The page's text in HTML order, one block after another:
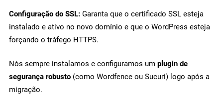
Configuração do SSL: Garanta que o certificado SSL esteja
instalado e ativo no novo domínio e que o WordPress esteja
forçando o tráfego HTTPS.
Nós sempre instalamos e configuramos um plugin de
segurança robusto (como Wordfence ou Sucuri) logo após a
migração.